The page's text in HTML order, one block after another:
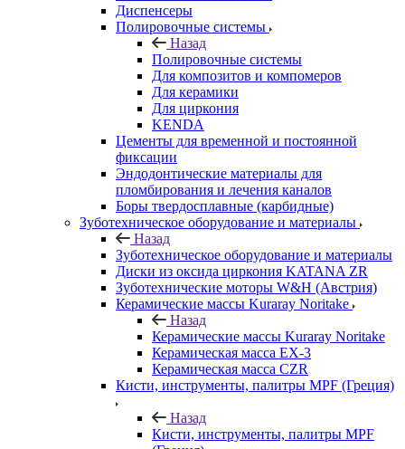
Диспенсеры
Полировочные системы
Назад
Полировочные системы
Для композитов и компомеров
Для керамики
Для циркония
KENDA
Цементы для временной и постоянной
фиксации
Эндодонтические материалы для
пломбирования и лечения каналов
Боры твердосплавные (карбидные)
Зуботехническое оборудование и материалы
Назад
Зуботехническое оборудование и материалы
Диски из оксида циркония KATANA ZR
Зуботехнические моторы W&H (Австрия)
Керамические массы Kuraray Noritake
Назад
Керамические массы Kuraray Noritake
Керамическая масса EX-3
Керамическая масса CZR
Кисти, инструменты, палитры MPF (Греция)
Назад
Кисти, инструменты, палитры MPF